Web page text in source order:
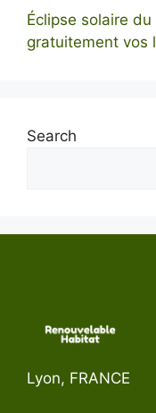
Éclipse solaire
gratuitement vos
Search
Lyon, FRANCE